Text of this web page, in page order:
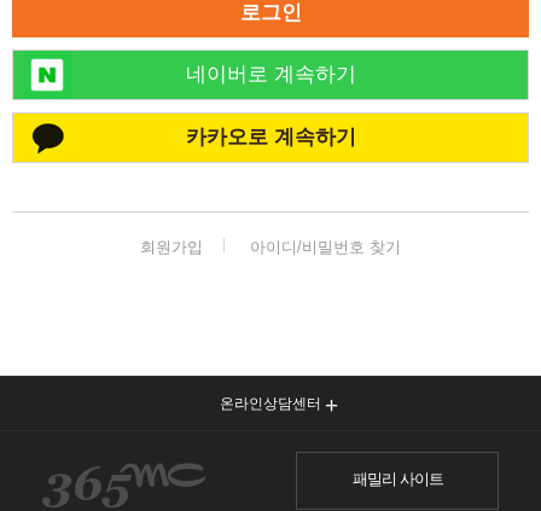
로그인
네이버로 계속하기
카카오로 계속하기
회원가입 아이디/비밀번호 찾기
온라인상담센터
패밀리 사이트